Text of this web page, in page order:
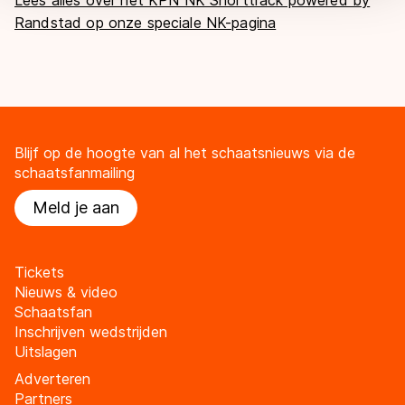
Randstad op onze speciale NK-pagina
Blijf op de hoogte van al het schaatsnieuws via de
schaatsfanmailing
Meld je aan
Tickets
Nieuws & video
Schaatsfan
Inschrijven wedstrijden
Uitslagen
Adverteren
Partners